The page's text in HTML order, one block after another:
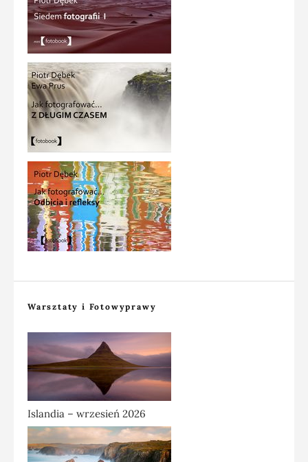
Warsztaty i Fotowyprawy
Islandia – wrzesień 2026